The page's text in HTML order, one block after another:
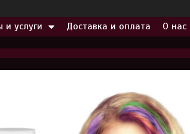
и услуги Доставка и оплата О нас